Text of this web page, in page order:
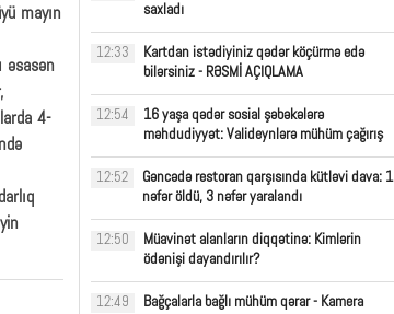
mayın
əsasən
4-
saxladı
12:33
Kartdan istədiyiniz qədər köçürmə edə
bilərsiniz - RƏSMİ AÇIQLAMA
12:54
16 yaşa qədər sosial şəbəkələrə
məhdudiyyət: Valideynlərə mühüm çağırış
12:52
Gəncədə restoran qarşısında kütləvi dava: 1
nəfər öldü, 3 nəfər yaralandı
12:50
Müavinət alanların diqqətinə: Kimlərin
ödənişi dayandırılır?
12:49
Bağçalarla bağlı mühüm qərar - Kamera